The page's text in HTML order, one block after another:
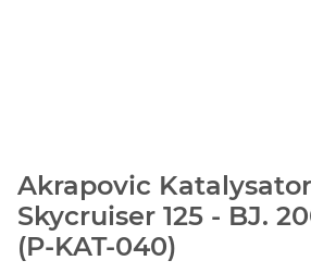
Akrapovic
Skycruiser 125 - BJ.
(P-KAT-040)